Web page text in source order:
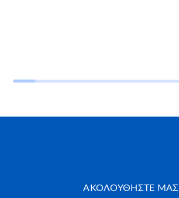
ΑΚΟΛΟΥΘΗΣΤΕ ΜΑΣ